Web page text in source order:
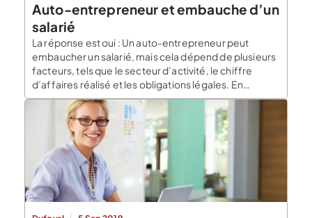
Auto-entrepreneur et embauche d’un
salarié
La réponse est oui : Un auto-entrepreneur peut
embaucher un salarié, mais cela dépend de plusieurs
facteurs, tels que le secteur d’activité, le chiffre
d’affaires réalisé et les obligations légales. En
général, les auto-entrepreneurs peuvent embaucher
des salariés s’ils ont une activité commerciale ou
artisanale et s’ils ont atteint un certain seuil de chiffre
d’affaires […]